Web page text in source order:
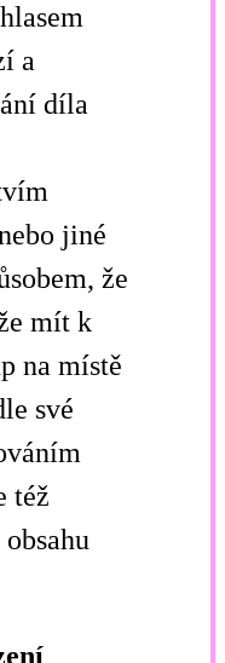
a
díla
jiné
že
mít k
na místě
své
též